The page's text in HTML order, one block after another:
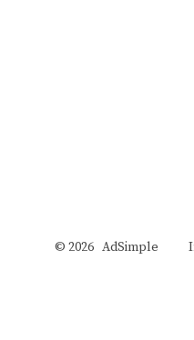
© 2026 AdSimple